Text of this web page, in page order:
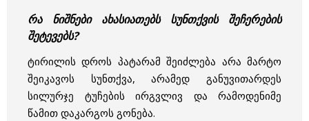
რა ნიშნები ახასიათებს სუნთქვის შეჩერების
შეტევებს?
ტირილის დროს პატარამ შეიძლება არა მარტო
შეიკავოს სუნთქვა, არამედ განუვითარდეს
სილურჯე ტუჩების ირგვლივ და რამოდენიმე
წამით დაკარგოს გონება.